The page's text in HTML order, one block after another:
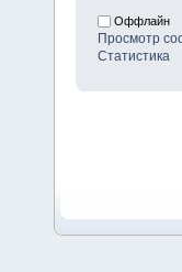
Оффлайн
Просмотр
Статистика